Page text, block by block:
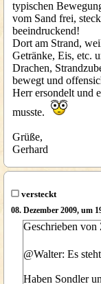
typischen
vom Sand frei,
beeindruckend!
Dort am Strand,
Getränke, Eis, etc.
Drachen,
bewegt und
Herr ersondelt und
musste.
Grüße,
Gerhard
versteckt
08. Dezember 2009, um
Geschrieben von
@Walter: Es
Haben Sondler